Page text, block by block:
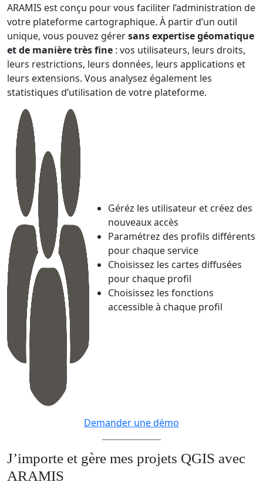
ARAMIS est conçu pour vous faciliter l’administration de
votre plateforme cartographique. À partir d’un outil
unique, vous pouvez gérersans expertise géomatique
et de manière très fine : vos utilisateurs, leurs droits,
leurs restrictions, leurs données, leurs applications et
leurs extensions. Vous analysez également les
statistiques d’utilisation de votre plateforme.
Géréz les utilisateur et créez des
nouveaux accès
Paramétrez des profils différents
pour chaque service
Choisissez les cartes diffusées
pour chaque profil
Choisissez les fonctions
accessible à chaque profil
Demander une démo
J’importe et gère mes projets QGIS avec
ARAMIS